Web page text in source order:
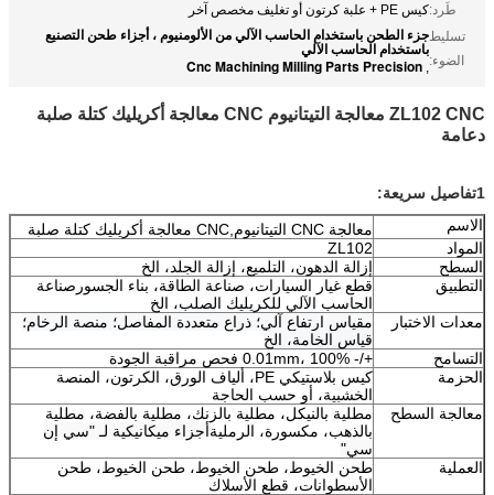
طَرد:كيس PE + علبة كرتون أو تغليف مخصص آخر
تسليط
الضوء:
جزء الطحن باستخدام الحاسب الآلي من الألومنيوم ، أجزاء طحن التصنيع
باستخدام الحاسب الآلي
,
Cnc Machining Milling Parts Precision
ZL102 CNC معالجة التيتانيوم CNC معالجة أكريليك كتلة صلبة
دعامة
1تفاصيل سريعة:
الاسم
معالجة CNC التيتانيوم,CNC معالجة أكريليك كتلة صلبة
المواد
ZL102
السطح
إزالة الدهون، التلميع، إزالة الجلد، الخ
التطبيق
قطع غيار السيارات، صناعة الطاقة، بناء الجسور صناعة
الحاسب الآلي للكريليك الصلب، الخ
معدات الاختبار
مقياس ارتفاع آلي؛ ذراع متعددة المفاصل؛ منصة الرخام؛
قياس الخامة، الخ
التسامح
+/- 0.01mm، 100% فحص مراقبة الجودة
الحزمة
كيس بلاستيكي PE، ألياف الورق، الكرتون، المنصة
الخشبية، أو حسب الحاجة
معالجة السطح
مطلية بالنيكل، مطلية بالزنك، مطلية بالفضة، مطلية
بالذهب، مكسورة، الرمليةأجزاء ميكانيكية لـ "سي إن
سي"
العملية
طحن الخيوط، طحن الخيوط، طحن الخيوط، طحن
الأسطوانات، قطع الأسلاك